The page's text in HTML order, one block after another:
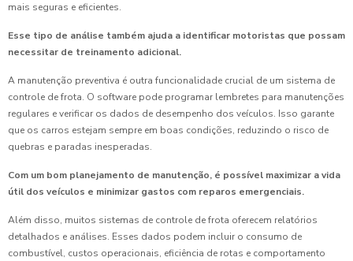
mais seguras e eficientes.
Esse tipo de análise também ajuda a identificar motoristas que possam
necessitar de treinamento adicional.
A manutenção preventiva é outra funcionalidade crucial de um sistema de
controle de frota. O software pode programar lembretes para manutenções
regulares e verificar os dados de desempenho dos veículos. Isso garante
que os carros estejam sempre em boas condições, reduzindo o risco de
quebras e paradas inesperadas.
Com um bom planejamento de manutenção, é possível maximizar a vida
útil dos veículos e minimizar gastos com reparos emergenciais.
Além disso, muitos sistemas de controle de frota oferecem relatórios
detalhados e análises. Esses dados podem incluir o consumo de
combustível, custos operacionais, eficiência de rotas e comportamento